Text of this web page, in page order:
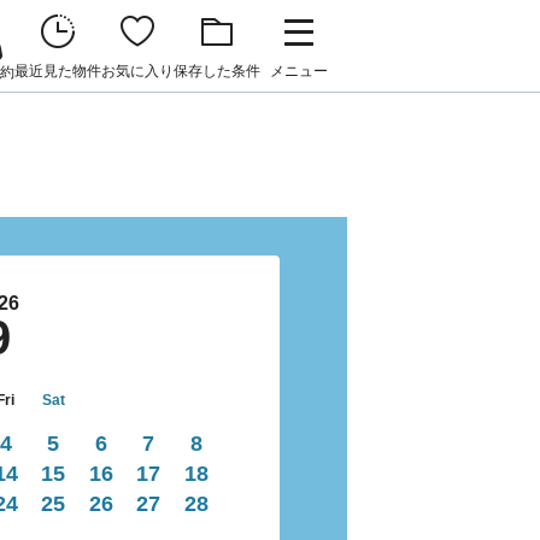
最近見た物件お気に入り 保存した条件 メニュー
Fri Sat
4 5 6 7
8
15 16 17
18
25 26 27
28